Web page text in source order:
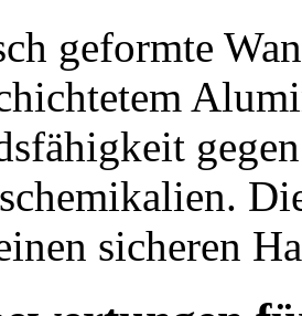
geformte
sicheren